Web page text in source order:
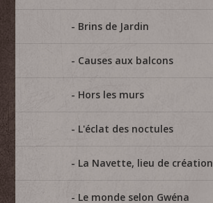
Brins de Jardin
Causes aux balcons
Hors les murs
L'éclat des noctules
La Navette, lieu de création
Le monde selon Gwéna